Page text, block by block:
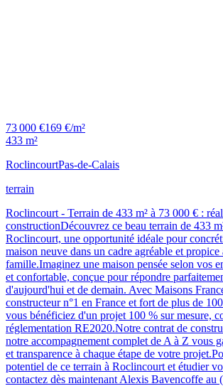
73 000 €169 €/m²
433 m²
RoclincourtPas-de-Calais
terrain
Roclincourt - Terrain de 433 m² à 73 000 € :
constructionDécouvrez ce beau terrain de 433
Roclincourt, une opportunité idéale pour
maison neuve dans un cadre agréable et propice
famille.Imaginez une maison pensée selon vos
et confortable, conçue pour répondre
d'aujourd'hui et de demain. Avec Maisons
constructeur n°1 en France et fort de plus de
vous bénéficiez d'un projet 100 % sur mesure,
réglementation RE2020.Notre contrat de
notre accompagnement complet de A à Z vous
et transparence à chaque étape de votre
potentiel de ce terrain à Roclincourt et étudier
contactez dès maintenant Alexis Bavencoffe au